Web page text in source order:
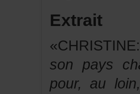
Extrait